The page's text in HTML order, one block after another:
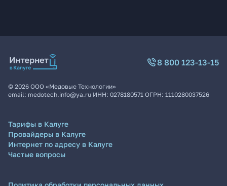
8 800 123-13-15
© 2026 ООО «Медовые Технологии»
email: medotech.info@ya.ru ИНН: 0278180571 ОГРН: 1110280037526
Тарифы в Калуге
Провайдеры в Калуге
Интернет по адресу в Калуге
Частые вопросы